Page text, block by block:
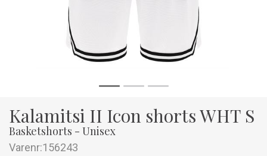
Kalamitsi II Icon shorts WHT S
Basketshorts - Unisex
Varenr:156243